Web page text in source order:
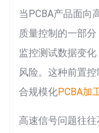
当PCBA产品面向
质量控制的一部
监控测试数据变
风险。这种前置
合规模化PCBA加
高速信号问题往